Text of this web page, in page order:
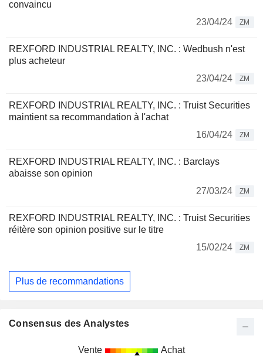
convaincu
23/04/24
ZM
REXFORD INDUSTRIAL REALTY, INC. : Wedbush n'est
plus acheteur
23/04/24
ZM
REXFORD INDUSTRIAL REALTY, INC. : Truist Securities
maintient sa recommandation à l'achat
16/04/24
ZM
REXFORD INDUSTRIAL REALTY, INC. : Barclays
abaisse son opinion
27/03/24
ZM
REXFORD INDUSTRIAL REALTY, INC. : Truist Securities
réitère son opinion positive sur le titre
15/02/24
ZM
Plus de recommandations
Consensus des Analystes
Vente Achat